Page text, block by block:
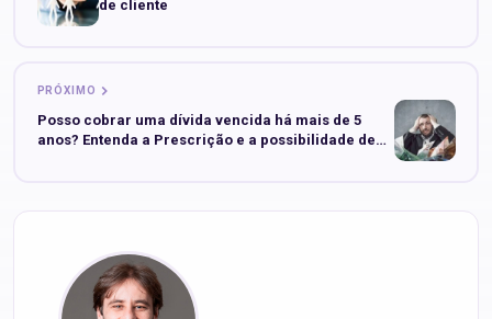
de cliente
PRÓXIMO
Posso cobrar uma dívida vencida há mais de 5
anos? Entenda a Prescrição e a possibilidade de